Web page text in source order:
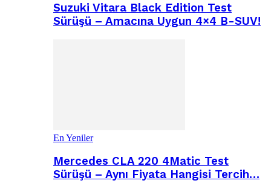
Suzuki Vitara Black Edition Test
Sürüşü – Amacına Uygun 4×4 B-SUV!
En Yeniler
Mercedes CLA 220 4Matic Test
Sürüşü – Aynı Fiyata Hangisi Tercih…